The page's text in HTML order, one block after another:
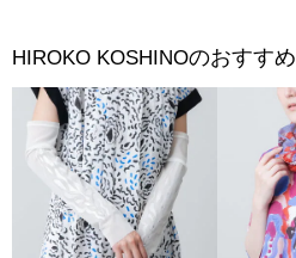
HIROKO KOSHINOのおすすめ